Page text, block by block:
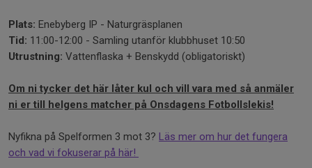
Plats: Enebyberg IP - Naturgräsplanen
Tid: 11:00-12:00 - Samling utanför klubbhuset 10:50
Utrustning: Vattenflaska + Benskydd (obligatoriskt)
Om ni tycker det här låter kul och vill vara med så anmäler
ni er till helgens matcher på Onsdagens Fotbollslekis!
Nyfikna på Spelformen 3 mot 3? Läs mer om hur det fungera
och vad vi fokuserar på här!